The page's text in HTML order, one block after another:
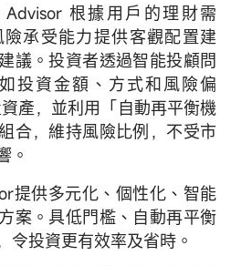
Advisor 根據用戶的理財需
承受能力提供客觀配置建
議。投資者透過智能投顧問
投資金額、方式和風險偏
產，並利用「自動再平衡機
合，維持風險比例，不受市
。
提供多元化、個性化、智能
案。具低門檻、自動再平衡
令投資更有效率及省時。